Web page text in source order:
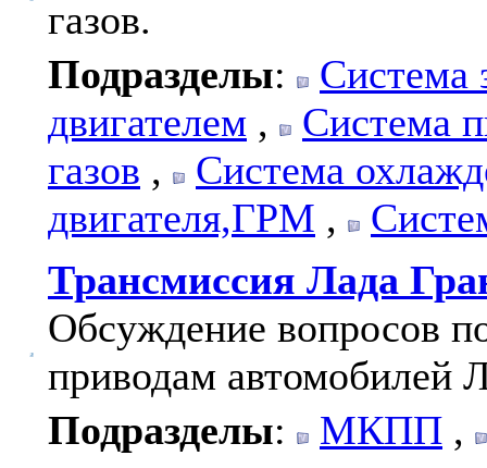
газов.
Подразделы:
Система
двигателем ,
Система
газов ,
Система
двигателя,ГРМ ,
Трансмиссия Лада
Обсуждение вопросов
приводам автомобилей
Подразделы: МКПП ,